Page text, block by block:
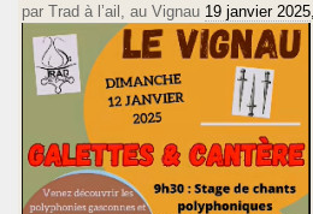
par Trad à l’ail, au Vignau 19 janvier 2025